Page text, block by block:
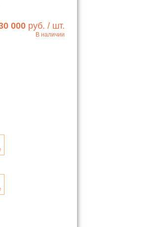
000 руб. / шт.
В наличии